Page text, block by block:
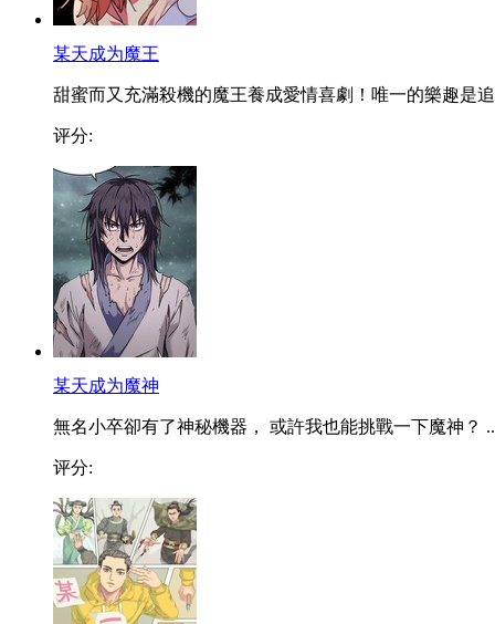
某天成为魔王
甜蜜而又充滿殺機的魔王養成愛情喜劇！唯一的樂趣是
评分:
某天成为魔神
無名小卒卻有了神秘機器， 或許我也能挑戰一下魔神？
评分: